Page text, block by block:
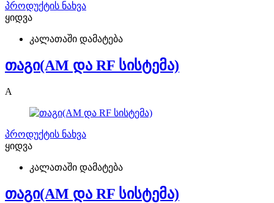
პროდუქტის ნახვა
ყიდვა
კალათაში დამატება
თაგი(AM და RF სისტემა)
A
პროდუქტის ნახვა
ყიდვა
კალათაში დამატება
თაგი(AM და RF სისტემა)